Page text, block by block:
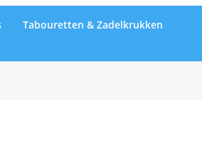
Tabouretten & Zadelkrukken